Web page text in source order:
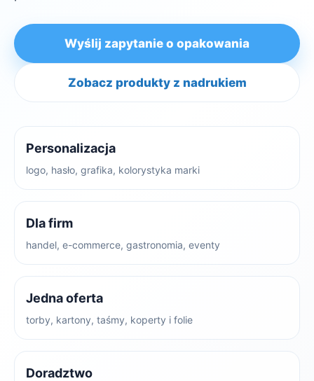
Wyślij zapytanie o opakowania
Zobacz produkty z nadrukiem
Personalizacja
logo, hasło, grafika, kolorystyka marki
Dla firm
handel, e-commerce, gastronomia, eventy
Jedna oferta
torby, kartony, taśmy, koperty i folie
Doradztwo